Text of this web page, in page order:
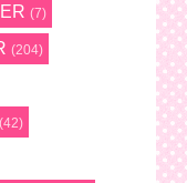
(7)
(204)
(42)